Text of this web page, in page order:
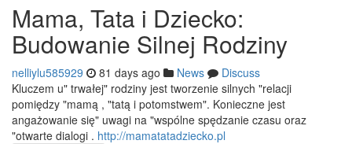
Mama, Tata i Dziecko:
Budowanie Silnej Rodziny
nelliylu585929 81 days ago News
Discuss
Kluczem u" trwałej" rodziny jest tworzenie silnych "relacji
pomiędzy "mamą , "tatą i potomstwem". Konieczne jest
angażowanie się" uwagi na "wspólne spędzanie czasu oraz
"otwarte dialogi . http://mamatatadziecko.pl